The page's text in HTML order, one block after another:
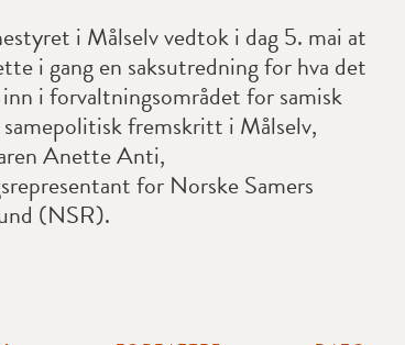
i Målselv vedtok i dag 5. mai at
i gang en saksutredning for hva det
inn i forvaltningsområdet for samisk
fremskritt i Målselv,
Anette Anti,
for Norske Samers
(NSR).